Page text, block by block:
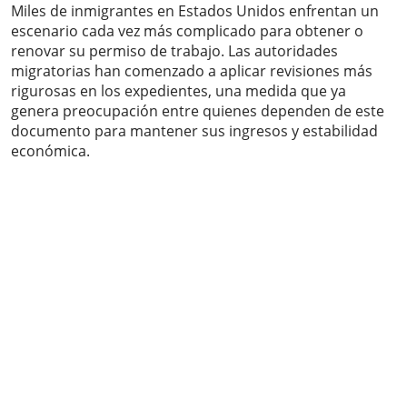
Miles de inmigrantes en Estados Unidos enfrentan un
escenario cada vez más complicado para obtener o
renovar su permiso de trabajo. Las autoridades
migratorias han comenzado a aplicar revisiones más
rigurosas en los expedientes, una medida que ya
genera preocupación entre quienes dependen de este
documento para mantener sus ingresos y estabilidad
económica.